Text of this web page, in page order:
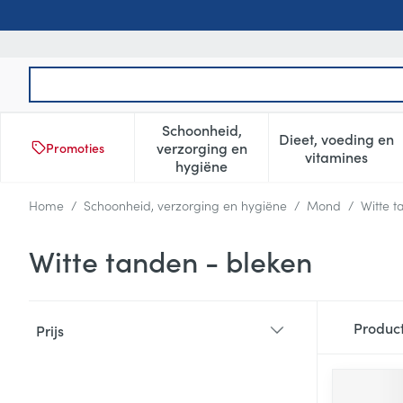
Promoties
Schoonheid,
verzorging en
hygiëne
Toon submenu voor
Dieet, voeding en
vitamines
Toon
Home / Schoonheid, verzorging en hygiëne / Mond / Witte
Witte tanden - bleken
Prijs